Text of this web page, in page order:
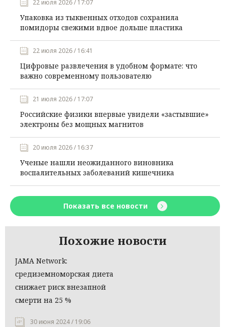
22 июля 2026 / 17:07
Упаковка из тыквенных отходов сохранила
помидоры свежими вдвое дольше пластика
22 июля 2026 / 16:41
Цифровые развлечения в удобном формате: что
важно современному пользователю
21 июля 2026 / 17:07
Российские физики впервые увидели «застывшие»
электроны без мощных магнитов
20 июля 2026 / 16:37
Ученые нашли неожиданного виновника
воспалительных заболеваний кишечника
Показать все новости
Похожие новости
JAMA Network:
средиземноморская диета
снижает риск внезапной
смерти на 25 %
30 июня 2024 / 19:06